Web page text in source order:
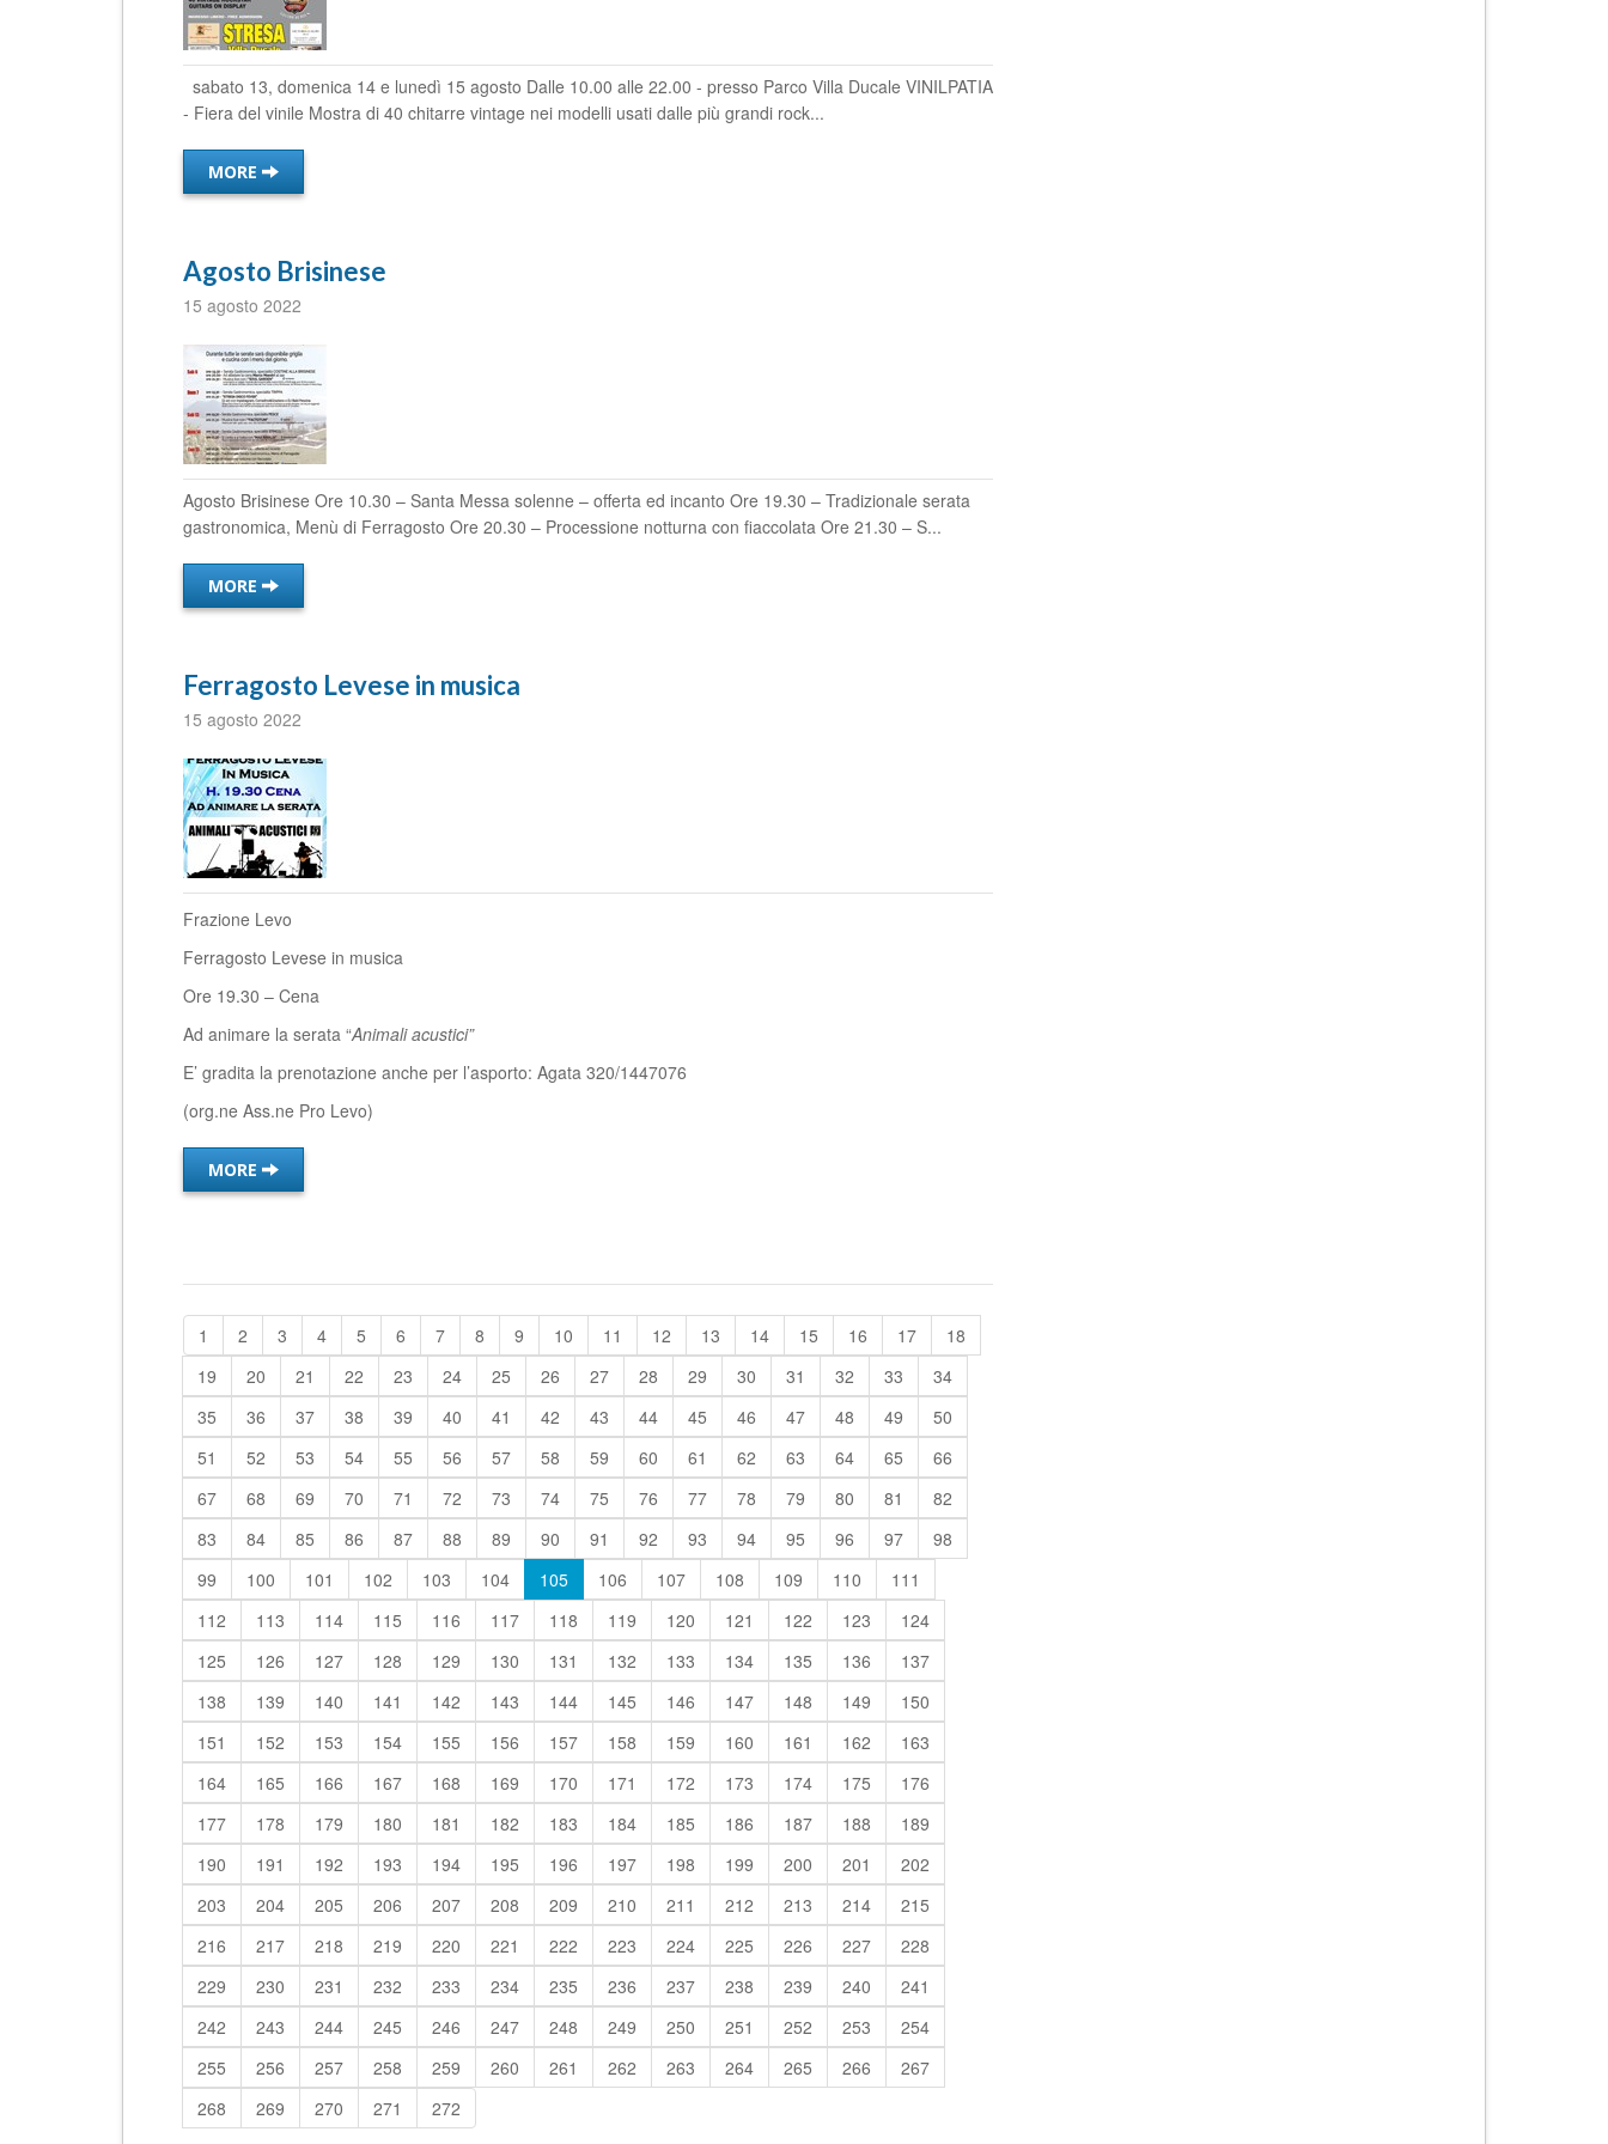
sabato 13, domenica 14 e lunedì 15 agosto Dalle 10.00 alle 22.00 - presso Parco Villa Ducale VINILPATIA
- Fiera del vinile Mostra di 40 chitarre vintage nei modelli usati dalle più grandi rock...
MORE
Agosto Brisinese
15 agosto 2022
Agosto Brisinese Ore 10.30 – Santa Messa solenne – offerta ed incanto Ore 19.30 – Tradizionale serata
gastronomica, Menù di Ferragosto Ore 20.30 – Processione notturna con fiaccolata Ore 21.30 – S...
MORE
Ferragosto Levese in musica
15 agosto 2022
Frazione Levo
Ferragosto Levese in musica
Ore 19.30 – Cena
Ad animare la serata “Animali acustici”
E’ gradita la prenotazione anche per l’asporto: Agata 320/1447076
(org.ne Ass.ne Pro Levo)
MORE
1 2 3 4 5 6 7 8 9 10 11 12 13 14 15 16 17
18
19
20 21 22 23 24 25 26 27 28 29 30 31 32 33
34
35
36 37 38 39 40 41 42 43 44 45 46 47 48 49
50
51
52 53 54 55 56 57 58 59 60 61 62 63 64 65
66
67
68 69 70 71 72 73 74 75 76 77 78 79 80 81
82
83
84 85 86 87 88 89 90 91 92 93 94 95 96 97
98
99
100 101 102 103 104 105 106 107 108 109 110
111
112
113 114 115 116 117 118 119 120 121 122 123
124
125
126 127 128 129 130 131 132 133 134 135 136
137
138
139 140 141 142 143 144 145 146 147 148 149
150
151
152 153 154 155 156 157 158 159 160 161 162
163
164
165 166 167 168 169 170 171 172 173 174 175
176
177
178 179 180 181 182 183 184 185 186 187 188
189
190
191 192 193 194 195 196 197 198 199 200 201
202
203
204 205 206 207 208 209 210 211 212 213 214
215
216
217 218 219 220 221 222 223 224 225 226 227
228
229
230 231 232 233 234 235 236 237 238 239 240
241
242
243 244 245 246 247 248 249 250 251 252 253
254
255
256 257 258 259 260 261 262 263 264 265 266
267
268
269 270 271 272